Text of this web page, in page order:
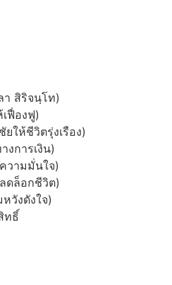
สิริจนฺโท)
ฟื่องฟู)
ให้ชีวิตรุ่งเรือง)
งการเงิน)
วามมั่นใจ)
ดล็อกชีวิต)
วังดังใจ)
ทธิ์